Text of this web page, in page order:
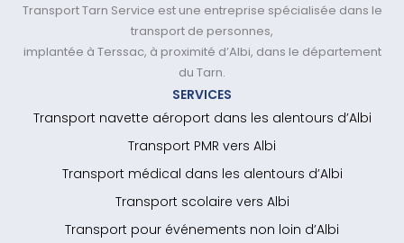
Transport Tarn Service est une entreprise spécialisée dans le
transport de personnes,
implantée à Terssac, à proximité d’Albi, dans le département
du Tarn.
SERVICES
Transport navette aéroport dans les alentours d’Albi
Transport PMR vers Albi
Transport médical dans les alentours d’Albi
Transport scolaire vers Albi
Transport pour événements non loin d’Albi